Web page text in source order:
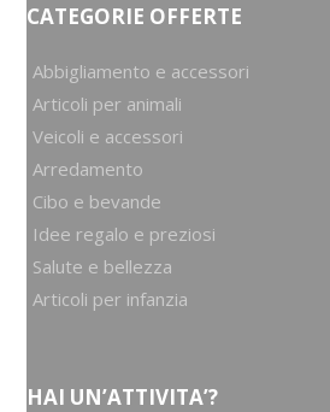
CATEGORIE OFFERTE
Abbigliamento e accessori
Articoli per animali
Veicoli e accessori
Arredamento
Cibo e bevande
Idee regalo e preziosi
Salute e bellezza
Articoli per infanzia
HAI UN’ATTIVITA’?